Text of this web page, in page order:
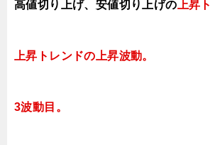
高値切り上げ、安値切り上げの 上昇
上昇トレンドの上昇波動。
3波動目。